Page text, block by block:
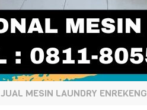
JUAL MESIN LAUNDRY ENREKENG